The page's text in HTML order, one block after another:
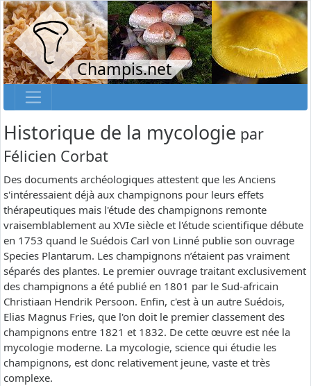
Champis.net
Historique de la mycologie par
Félicien Corbat
Des documents archéologiques attestent que les Anciens
s'intéressaient déjà aux champignons pour leurs effets
thérapeutiques mais l'étude des champignons remonte
vraisemblablement au XVIe siècle et l'étude scientifique débute
en 1753 quand le Suédois Carl von Linné publie son ouvrage
Species Plantarum. Les champignons n’étaient pas vraiment
séparés des plantes. Le premier ouvrage traitant exclusivement
des champignons a été publié en 1801 par le Sud-africain
Christiaan Hendrik Persoon. Enfin, c'est à un autre Suédois,
Elias Magnus Fries, que l'on doit le premier classement des
champignons entre 1821 et 1832. De cette œuvre est née la
mycologie moderne. La mycologie, science qui étudie les
champignons, est donc relativement jeune, vaste et très
complexe.